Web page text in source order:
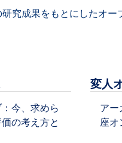
究成果をもとにしたオ
今、求めら
の考え方と
変人
アー
座オ